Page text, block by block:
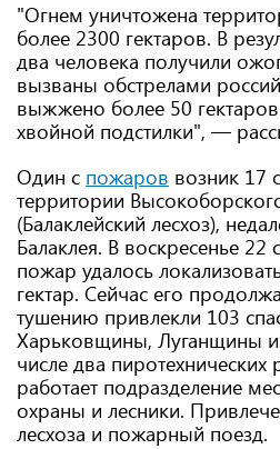
"Огнем уничтожена
более 2300 гектаров. В
два человека получили
вызваны обстрелами
выжжено более 50 гектаров
хвойной подстилки", —
Один с пожаров возник 17
территории
(Балаклейский лесхоз),
Балаклея. В воскресенье 22
пожар удалось
гектар. Сейчас его
тушению привлекли 103
Харьковщины, Луганщины
числе два пиротехнических
работает подразделение
охраны и лесники.
лесхоза и пожарный поезд.